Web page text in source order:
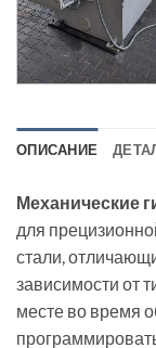
ОПИСАНИЕ
Механические
для
стали,
зависимости от
месте во время